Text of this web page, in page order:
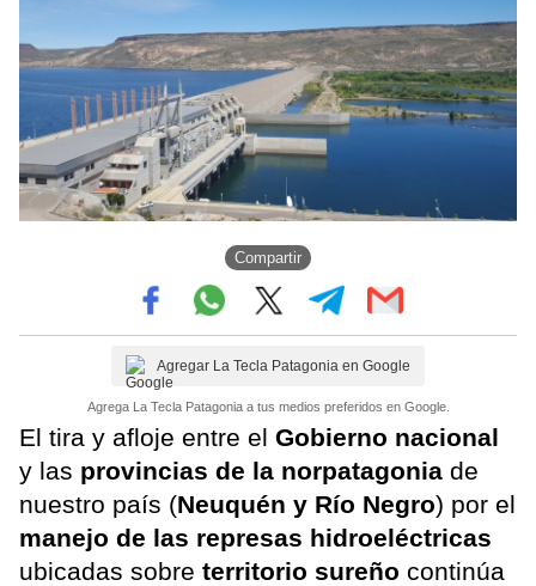
Compartir
Agregar La Tecla Patagonia en Google
Agrega La Tecla Patagonia a tus medios preferidos en Google.
El tira y afloje entre el Gobierno nacional
y las provincias de la norpatagonia de
nuestro país (Neuquén y Río Negro) por el
manejo de las represas hidroeléctricas
ubicadas sobre territorio sureño continúa